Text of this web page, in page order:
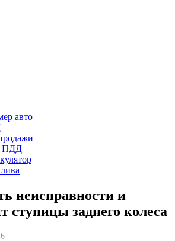
авто
ПДД
неисправности и
ступицы заднего колеса